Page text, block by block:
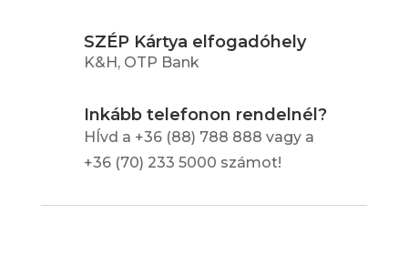
SZÉP Kártya elfogadóhely
K&H, OTP Bank
Inkább telefonon rendelnél?
HÍvd a +36 (88) 788 888 vagy a
+36 (70) 233 5000 számot!